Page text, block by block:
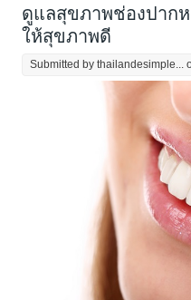
ดูแลสุขภาพช่องปากห
ให้สุขภาพดี
Submitted bythailandesimple...